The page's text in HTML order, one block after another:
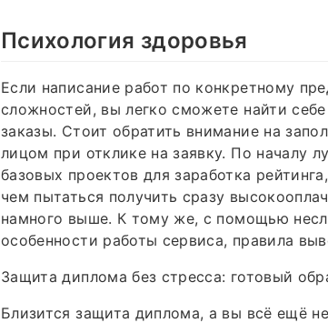
Психология здоровья
Если написание работ по конкретному
сложностей, вы легко сможете найти
заказы. Стоит обратить внимание на
лицом при отклике на заявку. По началу
базовых проектов для заработка
чем пытаться получить сразу
намного выше. К тому же, с помощью
особенности работы сервиса, правила
Защита диплома без стресса: готовый
Близится защита диплома, а вы всё ещё